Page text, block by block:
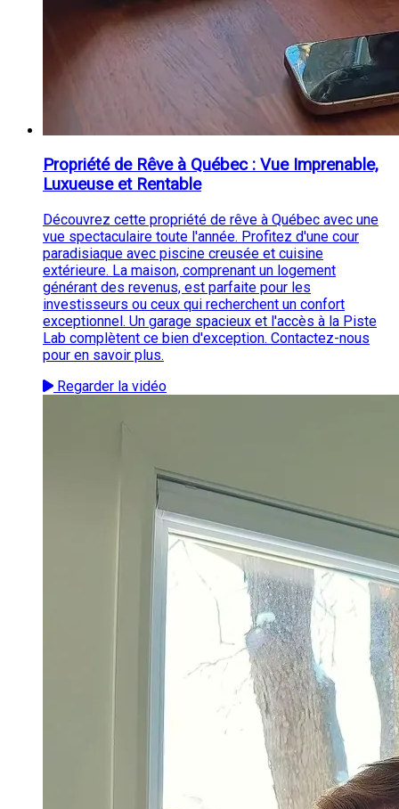
Propriété de Rêve à Québec : Vue Imprenable,
Luxueuse et Rentable
Découvrez cette propriété de rêve à Québec avec une
vue spectaculaire toute l'année. Profitez d'une cour
paradisiaque avec piscine creusée et cuisine
extérieure. La maison, comprenant un logement
générant des revenus, est parfaite pour les
investisseurs ou ceux qui recherchent un confort
exceptionnel. Un garage spacieux et l'accès à la Piste
Lab complètent ce bien d'exception. Contactez-nous
pour en savoir plus.
Regarder la vidéo